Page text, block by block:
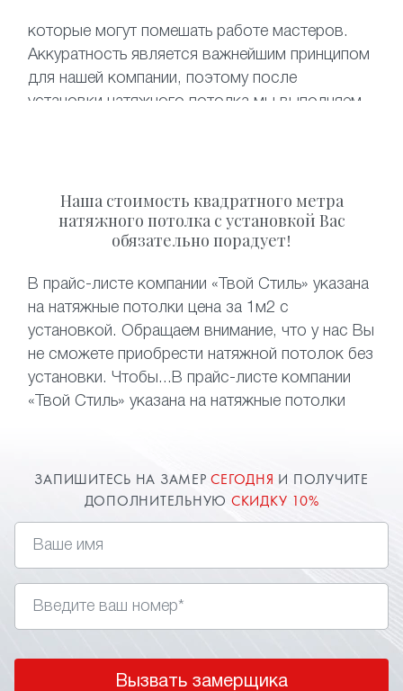
которые могут помешать работе мастеров.
Аккуратность является важнейшим принципом
для нашей компании, поэтому после
установки натяжного потолка мы выполняем
Наша стоимость квадратного метра
натяжного потолка с установкой Вас
обязательно порадует!
В прайс-листе компании «Твой Стиль» указана
на натяжные потолки цена за 1м2 с
установкой. Обращаем внимание, что у нас Вы
не сможете приобрести натяжной потолок без
установки. Чтобы...В прайс-листе компании
«Твой Стиль» указана на натяжные потолки
ЗАПИШИТЕСЬ НА ЗАМЕРСЕГОДНЯ И ПОЛУЧИТЕ
ДОПОЛНИТЕЛЬНУЮ СКИДКУ 10%
Вызвать замерщика